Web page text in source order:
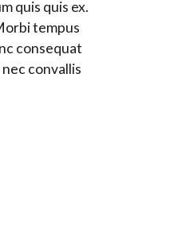
quis quis ex.
tempus
consequat
convallis